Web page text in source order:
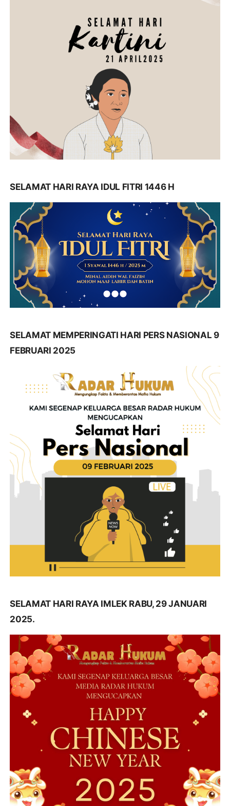
SELAMAT HARI RAYA IDUL FITRI 1446 H
SELAMAT MEMPERINGATI HARI PERS NASIONAL 9
FEBRUARI 2025
SELAMAT HARI RAYA IMLEK RABU, 29 JANUARI
2025.